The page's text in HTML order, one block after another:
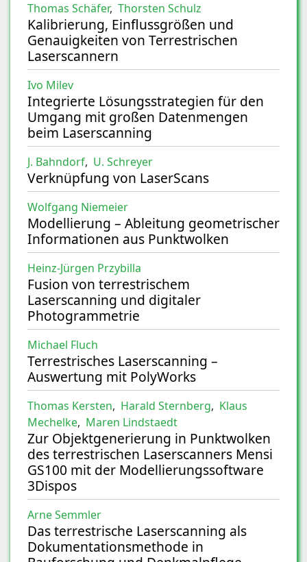
Thomas Schäfer, Thorsten Schulz
Kalibrierung, Einflussgrößen und
Genauigkeiten von Terrestrischen
Laserscannern
Ivo Milev
Integrierte Lösungsstrategien für den
Umgang mit großen Datenmengen
beim Laserscanning
J. Bahndorf, U. Schreyer
Verknüpfung von LaserScans
Wolfgang Niemeier
Modellierung – Ableitung geometrischer
Informationen aus Punktwolken
Heinz-Jürgen Przybilla
Fusion von terrestrischem
Laserscanning und digitaler
Photogrammetrie
Michael Fluch
Terrestrisches Laserscanning –
Auswertung mit PolyWorks
Thomas Kersten, Harald Sternberg, Klaus
Mechelke, Maren Lindstaedt
Zur Objektgenerierung in Punktwolken
des terrestrischen Laserscanners Mensi
GS100 mit der Modellierungssoftware
3Dispos
Arne Semmler
Das terrestrische Laserscanning als
Dokumentationsmethode in